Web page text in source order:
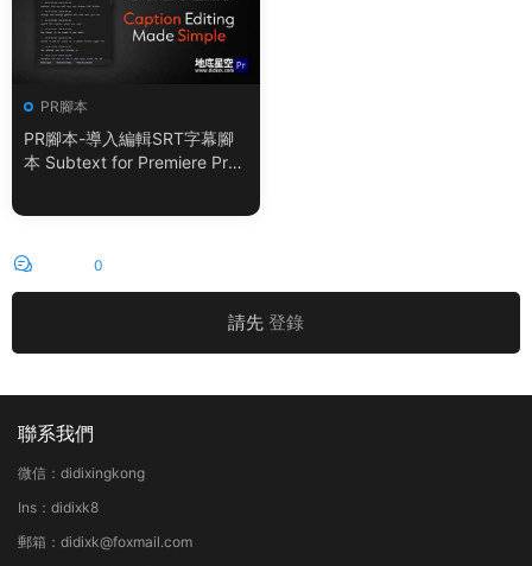
PR腳本
PR腳本-導入編輯SRT字幕腳
本 Subtext for Premiere Pro
0
請先 登錄
聯系我們
微信：didixingkong
Ins：didixk8
郵箱：didixk@foxmail.com